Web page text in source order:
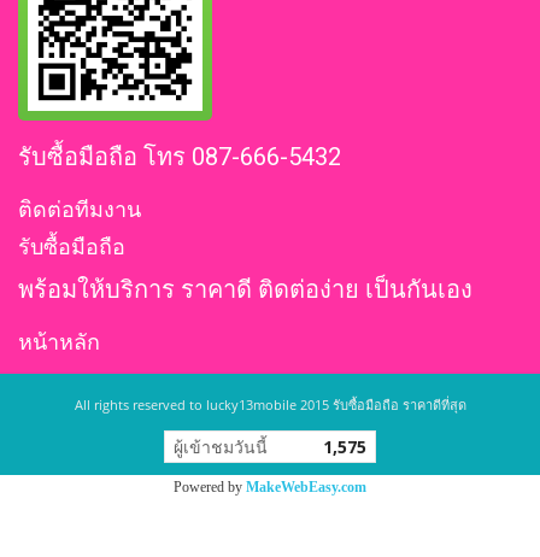
รับซื้อมือถือ โทร 087-666-5432
ติดต่อทีมงาน
รับซื้อมือถือ
พร้อมให้บริการ ราคาดี ติดต่อง่าย เป็นกันเอง
หน้าหลัก
All rights reserved to lucky13mobile 2015 รับซื้อมือถือ ราคาดีที่สุด
ผู้เข้าชมวันนี้ 1,575
Powered by MakeWebEasy.com